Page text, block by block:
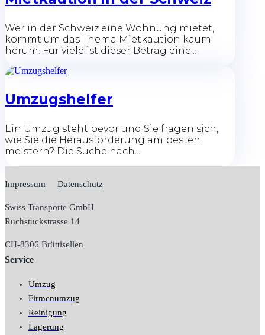
Wer in der Schweiz eine Wohnung mietet,
kommt um das Thema Mietkaution kaum
herum. Für viele ist dieser Betrag eine...
Umzugshelfer
Ein Umzug steht bevor und Sie fragen sich,
wie Sie die Herausforderung am besten
meistern? Die Suche nach...
Impressum Datenschutz
Swiss Transporte GmbH
Ruchstuckstrasse 14
CH-8306 Brüttisellen
Service
Umzug
Firmenumzug
Reinigung
Lagerung